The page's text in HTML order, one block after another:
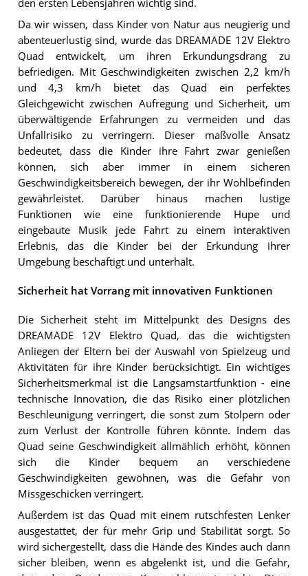
den ersten Lebensjahren wichtig sind.
Da wir wissen, dass Kinder von Natur aus neugierig und
abenteuerlustig sind, wurde das DREAMADE 12V Elektro
Quad entwickelt, um ihren Erkundungsdrang zu
befriedigen. Mit Geschwindigkeiten zwischen 2,2 km/h
und 4,3 km/h bietet das Quad ein perfektes
Gleichgewicht zwischen Aufregung und Sicherheit, um
überwältigende Erfahrungen zu vermeiden und das
Unfallrisiko zu verringern. Dieser maßvolle Ansatz
bedeutet, dass die Kinder ihre Fahrt zwar genießen
können, sich aber immer in einem sicheren
Geschwindigkeitsbereich bewegen, der ihr Wohlbefinden
gewährleistet. Darüber hinaus machen lustige
Funktionen wie eine funktionierende Hupe und
eingebaute Musik jede Fahrt zu einem interaktiven
Erlebnis, das die Kinder bei der Erkundung ihrer
Umgebung beschäftigt und unterhält.
Sicherheit hat Vorrang mit innovativen Funktionen
Die Sicherheit steht im Mittelpunkt des Designs des
DREAMADE 12V Elektro Quad, das die wichtigsten
Anliegen der Eltern bei der Auswahl von Spielzeug und
Aktivitäten für ihre Kinder berücksichtigt. Ein wichtiges
Sicherheitsmerkmal ist die Langsamstartfunktion - eine
technische Innovation, die das Risiko einer plötzlichen
Beschleunigung verringert, die sonst zum Stolpern oder
zum Verlust der Kontrolle führen könnte. Indem das
Quad seine Geschwindigkeit allmählich erhöht, können
sich die Kinder bequem an verschiedene
Geschwindigkeiten gewöhnen, was die Gefahr von
Missgeschicken verringert.
Außerdem ist das Quad mit einem rutschfesten Lenker
ausgestattet, der für mehr Grip und Stabilität sorgt. So
wird sichergestellt, dass die Hände des Kindes auch dann
sicher bleiben, wenn es abgelenkt ist, und die Gefahr,